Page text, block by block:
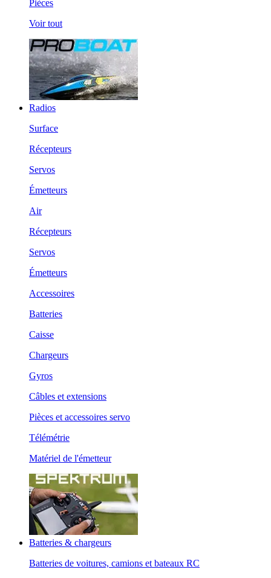
Pièces
Voir tout
Radios
Surface
Récepteurs
Servos
Émetteurs
Air
Récepteurs
Servos
Émetteurs
Accessoires
Batteries
Caisse
Chargeurs
Gyros
Câbles et extensions
Pièces et accessoires servo
Télémétrie
Matériel de l'émetteur
Batteries & chargeurs
Batteries de voitures, camions et bateaux RC